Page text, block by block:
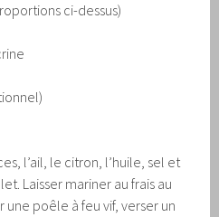
ci-dessus)
l’ail, le citron, l’huile, sel et
Laisser mariner au frais au
une poêle à feu vif, verser un